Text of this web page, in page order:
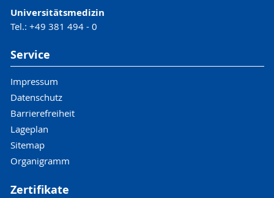
Universitätsmedizin
Tel.: +49 381 494 - 0
Service
Impressum
Datenschutz
Barrierefreiheit
Lageplan
Sitemap
Organigramm
Zertifikate